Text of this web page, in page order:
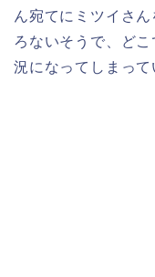
ん宛てにミツイさ
ろないそうで、ど
況になってしまって